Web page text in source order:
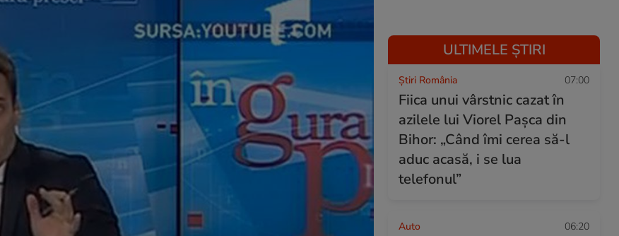
ULTIMELE ȘTIRI
Știri România 07:00
Fiica unui vârstnic cazat în
azilele lui Viorel Pașca din
Bihor: „Când îmi cerea să-l
aduc acasă, i se lua
telefonul”
Auto 06:20